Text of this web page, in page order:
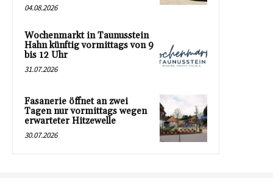
04.08.2026
Wochenmarkt in Taunusstein
Hahn künftig vormittags von 9
bis 12 Uhr
31.07.2026
Fasanerie öffnet an zwei
Tagen nur vormittags wegen
erwarteter Hitzewelle
30.07.2026